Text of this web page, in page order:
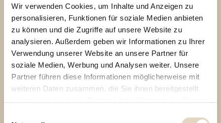
Wir verwenden Cookies, um Inhalte und Anzeigen zu
personalisieren, Funktionen für soziale Medien anbieten
zu können und die Zugriffe auf unsere Website zu
analysieren. Außerdem geben wir Informationen zu Ihrer
Verwendung unserer Website an unsere Partner für
soziale Medien, Werbung und Analysen weiter. Unsere
Partner führen diese Informationen möglicherweise mit
weiteren Daten zusammen, die Sie ihnen bereitgestellt
PATIENTENSTIMMEN
Ich war mit einem Rollstuhl in der
Praxis. Parkhaus ist direkt gegenüber,
Aufzug ist vorhanden und überall gibt